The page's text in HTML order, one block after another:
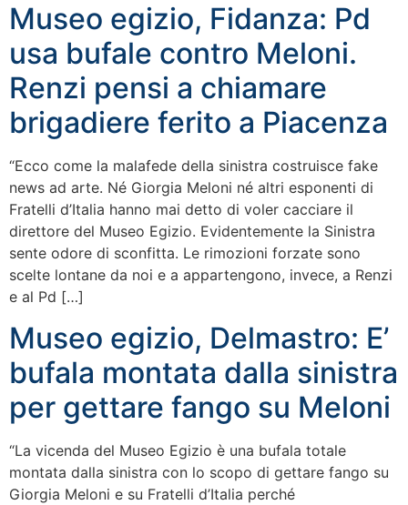
Museo egizio, Fidanza: Pd
usa bufale contro Meloni.
Renzi pensi a chiamare
brigadiere ferito a Piacenza
“Ecco come la malafede della sinistra costruisce fake
news ad arte. Né Giorgia Meloni né altri esponenti di
Fratelli d’Italia hanno mai detto di voler cacciare il
direttore del Museo Egizio. Evidentemente la Sinistra
sente odore di sconfitta. Le rimozioni forzate sono
scelte lontane da noi e a appartengono, invece, a Renzi
e al Pd […]
Museo egizio, Delmastro: E’
bufala montata dalla sinistra
per gettare fango su Meloni
“La vicenda del Museo Egizio è una bufala totale
montata dalla sinistra con lo scopo di gettare fango su
Giorgia Meloni e su Fratelli d’Italia perché